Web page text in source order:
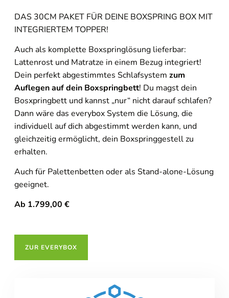
DAS 30CM PAKET FÜR DEINE BOXSPRING BOX MIT
INTEGRIERTEM TOPPER!
Auch als komplette Boxspringlösung lieferbar:
Lattenrost und Matratze in einem Bezug integriert!
Dein perfekt abgestimmtes Schlafsystem zum
Auflegen auf dein Boxspringbett! Du magst dein
Bosxpringbett und kannst „nur“ nicht darauf schlafen?
Dann wäre das everybox System die Lösung, die
individuell auf dich abgestimmt werden kann, und
gleichzeitig ermöglicht, dein Boxspringgestell zu
erhalten.
Auch für Palettenbetten oder als Stand-alone-Lösung
geeignet.
Ab 1.799,00 €
ZUR EVERYBOX